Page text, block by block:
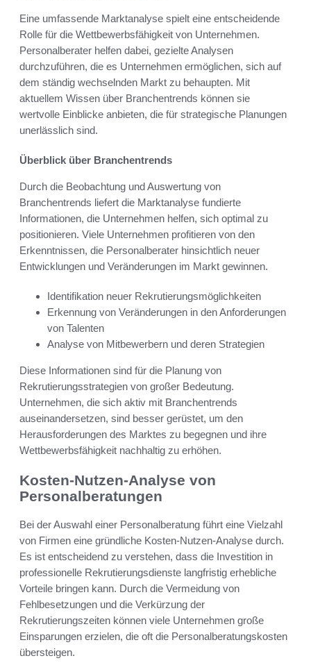
Eine umfassende Marktanalyse spielt eine entscheidende
Rolle für die Wettbewerbsfähigkeit von Unternehmen.
Personalberater helfen dabei, gezielte Analysen
durchzuführen, die es Unternehmen ermöglichen, sich auf
dem ständig wechselnden Markt zu behaupten. Mit
aktuellem Wissen über Branchentrends können sie
wertvolle Einblicke anbieten, die für strategische Planungen
unerlässlich sind.
Überblick über Branchentrends
Durch die Beobachtung und Auswertung von
Branchentrends liefert die Marktanalyse fundierte
Informationen, die Unternehmen helfen, sich optimal zu
positionieren. Viele Unternehmen profitieren von den
Erkenntnissen, die Personalberater hinsichtlich neuer
Entwicklungen und Veränderungen im Markt gewinnen.
Identifikation neuer Rekrutierungsmöglichkeiten
Erkennung von Veränderungen in den Anforderungen
von Talenten
Analyse von Mitbewerbern und deren Strategien
Diese Informationen sind für die Planung von
Rekrutierungsstrategien von großer Bedeutung.
Unternehmen, die sich aktiv mit Branchentrends
auseinandersetzen, sind besser gerüstet, um den
Herausforderungen des Marktes zu begegnen und ihre
Wettbewerbsfähigkeit nachhaltig zu erhöhen.
Kosten-Nutzen-Analyse von
Personalberatungen
Bei der Auswahl einer Personalberatung führt eine Vielzahl
von Firmen eine gründliche Kosten-Nutzen-Analyse durch.
Es ist entscheidend zu verstehen, dass die Investition in
professionelle Rekrutierungsdienste langfristig erhebliche
Vorteile bringen kann. Durch die Vermeidung von
Fehlbesetzungen und die Verkürzung der
Rekrutierungszeiten können viele Unternehmen große
Einsparungen erzielen, die oft die Personalberatungskosten
übersteigen.